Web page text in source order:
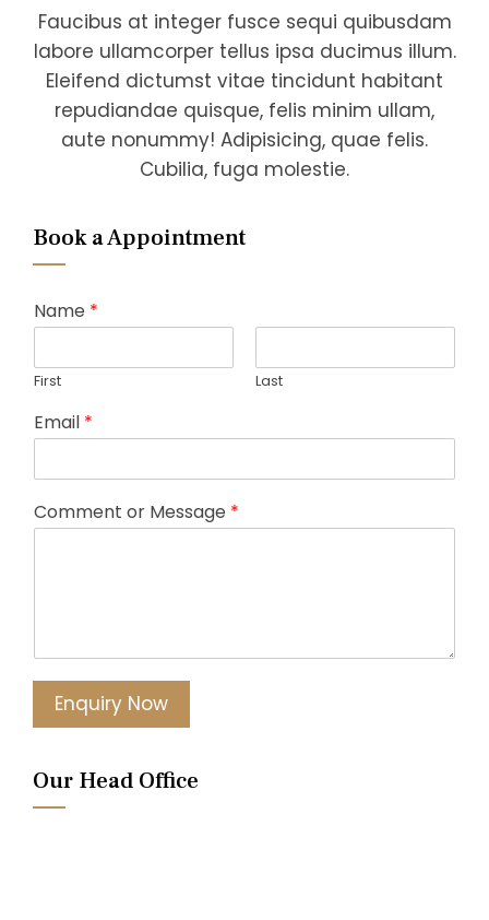
Faucibus at integer fusce sequi quibusdam
labore ullamcorper tellus ipsa ducimus illum.
Eleifend dictumst vitae tincidunt habitant
repudiandae quisque, felis minim ullam,
aute nonummy! Adipisicing, quae felis.
Cubilia, fuga molestie.
Book a Appointment
Name *
First Last
Email *
Comment or Message *
Enquiry Now
Our Head Office